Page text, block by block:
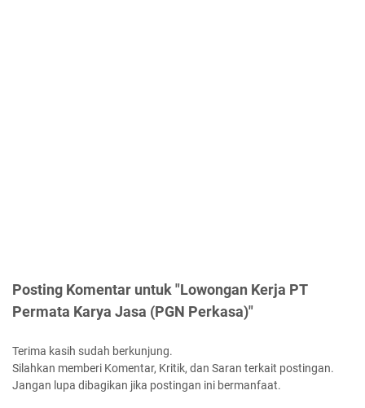
Posting Komentar untuk "Lowongan Kerja PT
Permata Karya Jasa (PGN Perkasa)"
Terima kasih sudah berkunjung.
Silahkan memberi Komentar, Kritik, dan Saran terkait postingan.
Jangan lupa dibagikan jika postingan ini bermanfaat.